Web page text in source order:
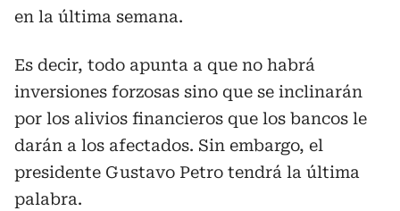
en la última semana.
Es decir, todo apunta a que no habrá
inversiones forzosas sino que se inclinarán
por los alivios financieros que los bancos le
darán a los afectados. Sin embargo, el
presidente Gustavo Petro tendrá la última
palabra.